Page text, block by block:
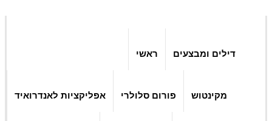
ראשי דילים ומבצעים
אפליקציות לאנדרואיד פורום סלולרי מקינטוש